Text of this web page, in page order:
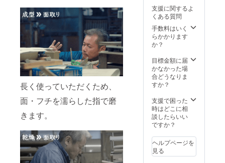
長く使っていただくため、
面・フチを濡らした指で磨
きます。
しアイ
テム、
災害時
の備え
支援に関するよ
くある質問
手数料はいく
らかかります
か？
目標金額に届
かなかった場
合どうなりま
すか？
支援で困った
時はどこに相
談したらいい
ですか？
ヘルプページを
見る